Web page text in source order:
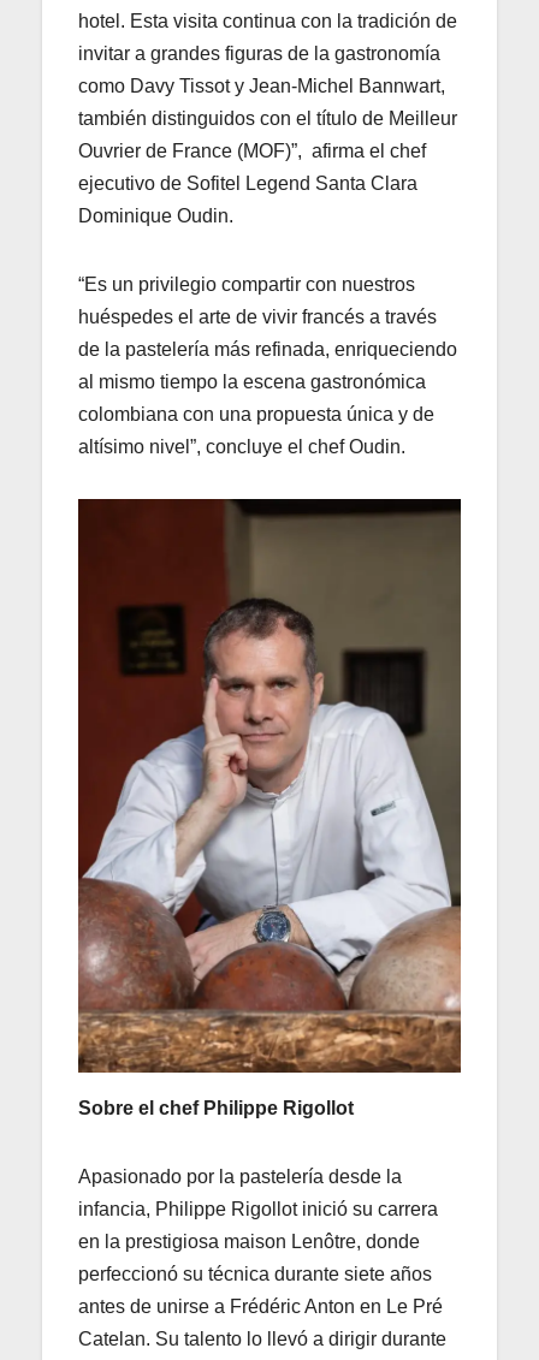
hotel. Esta visita continua con la tradición de
invitar a grandes figuras de la gastronomía
como Davy Tissot y Jean-Michel Bannwart,
también distinguidos con el título de Meilleur
Ouvrier de France (MOF)”, afirma el chef
ejecutivo de Sofitel Legend Santa Clara
Dominique Oudin.
“Es un privilegio compartir con nuestros
huéspedes el arte de vivir francés a través
de la pastelería más refinada, enriqueciendo
al mismo tiempo la escena gastronómica
colombiana con una propuesta única y de
altísimo nivel”, concluye el chef Oudin.
Sobre el chef Philippe Rigollot
Apasionado por la pastelería desde la
infancia, Philippe Rigollot inició su carrera
en la prestigiosa maison Lenôtre, donde
perfeccionó su técnica durante siete años
antes de unirse a Frédéric Anton en Le Pré
Catelan. Su talento lo llevó a dirigir durante